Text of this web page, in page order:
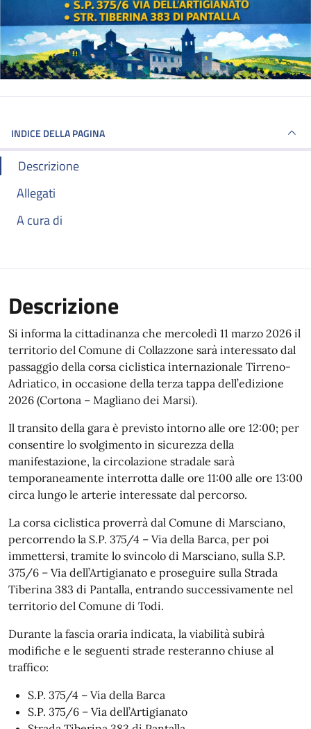
INDICE DELLA PAGINA
Descrizione
Allegati
A cura di
Descrizione
Si informa la cittadinanza che mercoledì 11 marzo 2026 il
territorio del Comune di Collazzone sarà interessato dal
passaggio della corsa ciclistica internazionale Tirreno-
Adriatico, in occasione della terza tappa dell’edizione
2026 (Cortona – Magliano dei Marsi).
Il transito della gara è previsto intorno alle ore 12:00; per
consentire lo svolgimento in sicurezza della
manifestazione, la circolazione stradale sarà
temporaneamente interrotta dalle ore 11:00 alle ore 13:00
circa lungo le arterie interessate dal percorso.
La corsa ciclistica proverrà dal Comune di Marsciano,
percorrendo la S.P. 375/4 – Via della Barca, per poi
immettersi, tramite lo svincolo di Marsciano, sulla S.P.
375/6 – Via dell’Artigianato e proseguire sulla Strada
Tiberina 383 di Pantalla, entrando successivamente nel
territorio del Comune di Todi.
Durante la fascia oraria indicata, la viabilità subirà
modifiche e le seguenti strade resteranno chiuse al
traffico:
S.P. 375/4 – Via della Barca
S.P. 375/6 – Via dell’Artigianato